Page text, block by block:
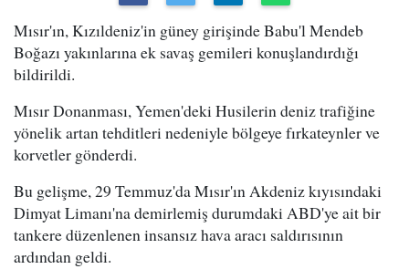
Mısır'ın, Kızıldeniz'in güney girişinde Babu'l Mendeb
Boğazı yakınlarına ek savaş gemileri konuşlandırdığı
bildirildi.
Mısır Donanması, Yemen'deki Husilerin deniz trafiğine
yönelik artan tehditleri nedeniyle bölgeye fırkateynler ve
korvetler gönderdi.
Bu gelişme, 29 Temmuz'da Mısır'ın Akdeniz kıyısındaki
Dimyat Limanı'na demirlemiş durumdaki ABD'ye ait bir
tankere düzenlenen insansız hava aracı saldırısının
ardından geldi.